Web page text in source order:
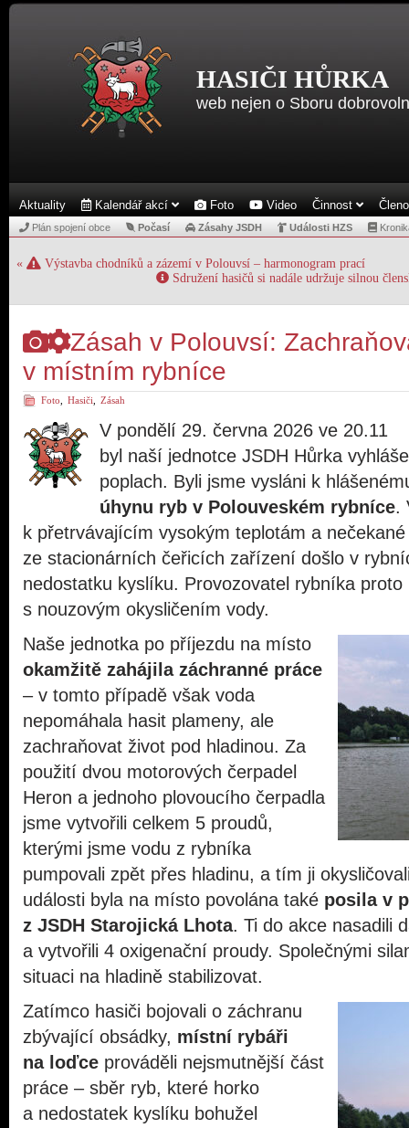
HASIČI HŮRKA
web nejen o Sboru
Aktuality Kalendář akcí Foto Video Činnost
Plán spojení obce Počasí Zásahy JSDH Události HZS
«
Výstavba chodníků a zázemí v Polouvsí – harmonogram prací
Sdružení hasičů si nadále udržuje silnou
Zásah v Polouvsí:
v místním rybníce
Foto Hasiči Zásah
V pondělí 29. června 2026 ve 20.11
byl naší jednotce JSDH Hůrka
poplach. Byli jsme vysláni k
úhynu ryb v Polouveském rybníce.
k přetrvávajícím vysokým teplotám a
ze stacionárních čeřicích zařízení došlo v
nedostatku kyslíku. Provozovatel rybníka proto
s nouzovým okysličením vody.
Naše jednotka po příjezdu na místo
okamžitě zahájila záchranné práce
– v tomto případě však voda
nepomáhala hasit plameny, ale
zachraňovat život pod hladinou. Za
použití dvou motorových čerpadel
Heron a jednoho plovoucího čerpadla
jsme vytvořili celkem 5 proudů,
kterými jsme vodu z rybníka
pumpovali zpět přes hladinu, a tím ji
události byla na místo povolána také posila v
z JSDH Starojická Lhota. Ti do akce nasadili
a vytvořili 4 oxigenační proudy. Společnými
situaci na hladině stabilizovat.
Zatímco hasiči bojovali o záchranu
zbývající obsádky, místní rybáři
na loďce prováděli nejsmutnější část
práce – sběr ryb, které horko
a nedostatek kyslíku bohužel